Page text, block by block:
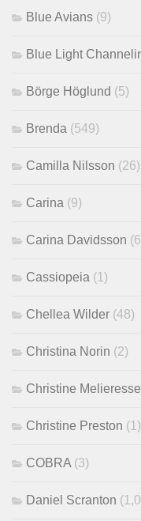
Blue Avians (9)
Blue Light
Börge Höglund (5)
Brenda (549)
Camilla Nilsson (26)
Carina (9)
Carina Davidsson
Cassiopeia (1)
Chellea Wilder (48)
Christina Norin (2)
Christine
Christine Preston (1)
COBRA (3)
Daniel Scranton